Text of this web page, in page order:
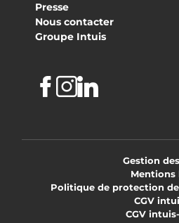
Presse
Nous contacter
Groupe Intuis
Facebook
Instagram
Linkedin
Gestion
Mentions
Politique de protection
CGV
CGV